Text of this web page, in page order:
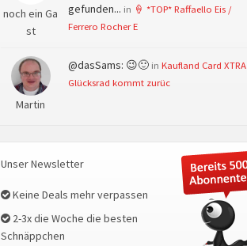
noch ein Ga
st
gefunden... in 🍦 *TOP* Raffaello Eis /
Ferrero Rocher E
Martin
@dasSams: 😉🙂 in Kaufland Card XTRA
Glücksrad kommt zurüc
Unser Newsletter
Keine Deals mehr verpassen
2-3x die Woche die besten
Schnäppchen